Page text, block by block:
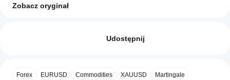
Ta strategia zabezpieczająca w formie „tam i z
zabezpieczyć. Pozycja musi
mieć cel zysku. Następnie
Zobacz oryginał
0 %
dodaj
Udostępnij
Forex EURUSD Commodities XAUUSD Martingale